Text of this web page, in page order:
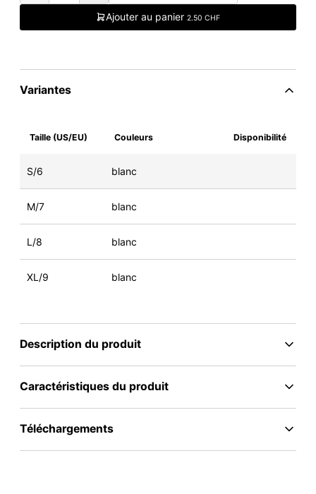
Ajouter au panier 2.50 CHF
Variantes
Taille (US/EU) Couleurs Disponibilité
S/6 blanc
M/7 blanc
L/8 blanc
XL/9 blanc
Description du produit
Caractéristiques du produit
Téléchargements